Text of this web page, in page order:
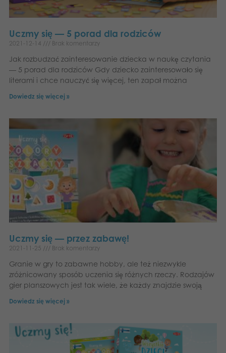
Uczmy się — 5 porad dla rodziców
2021-12-14 Brak komentarzy
Jak rozbudzać zainteresowanie dziecka w naukę czytania
— 5 porad dla rodziców Gdy dziecko zainteresowało się
literami i chce nauczyć się więcej, ten zapał można
Dowiedz się więcej »
Uczmy się — przez zabawę!
2021-11-25 Brak komentarzy
Granie w gry to zabawne hobby, ale też niezwykle
zróżnicowany sposób uczenia się różnych rzeczy. Rodzajów
gier planszowych jest tak wiele, że każdy znajdzie swoją
Dowiedz się więcej »